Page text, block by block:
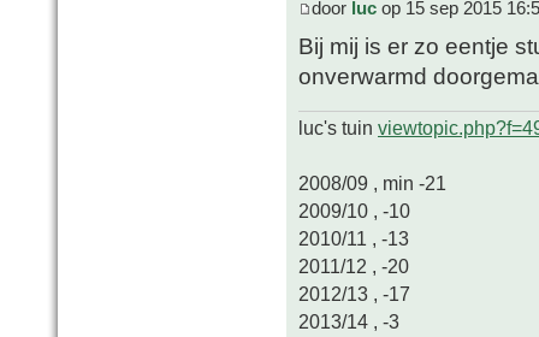
door luc op 15 sep 2015
Bij mij is er zo eentje
onverwarmd
luc's tuin
2008/09 , min -21
2009/10 , -10
2010/11 , -13
2011/12 , -20
2012/13 , -17
2013/14 , -3